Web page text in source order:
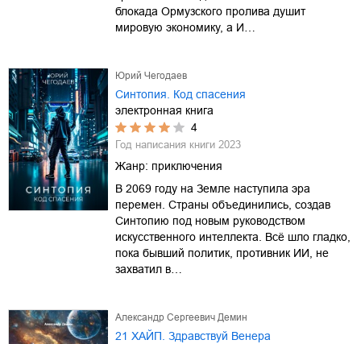
блокада Ормузского пролива душит
мировую экономику, а И…
Юрий Чегодаев
Синтопия. Код спасения
электронная книга
4
Год написания книги 2023
Жанр: приключения
В 2069 году на Земле наступила эра
перемен. Страны объединились, создав
Синтопию под новым руководством
искусственного интеллекта. Всё шло гладко,
пока бывший политик, противник ИИ, не
захватил в…
Александр Сергеевич Демин
21 ХАЙП. Здравствуй Венера